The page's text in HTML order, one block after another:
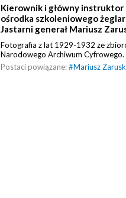
Kierownik i główny instruktor
ośrodka szkoleniowego
Jastarni generał Mariusz
Fotografia z lat 1929-1932 ze
Narodowego Archiwum Cyfrowego.
Postaci powiązane:#Mariusz